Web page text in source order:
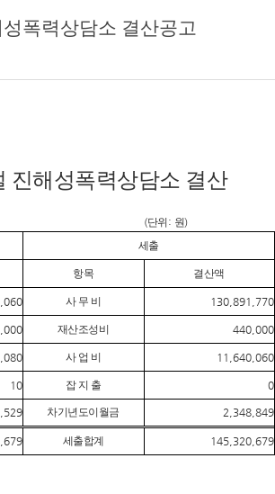
폭력상담소 결산공고
진해성폭력상담소 결산
(단위 : 원)
세출
항목 결산액
사 무 비 130,891,770
재산조성비 440,000
사 업 비 11,640,060
10 잡 지 출 0
차기년도이월금 2,348,849
세출합계 145,320,679